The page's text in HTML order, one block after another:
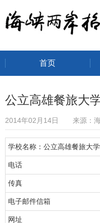
海峡两岸招生服务中心
首页
公立高雄餐旅大
2014年02月14日 来源：海
学校名称：公立高雄餐旅大学
电话
传真
电子邮件信箱
网址